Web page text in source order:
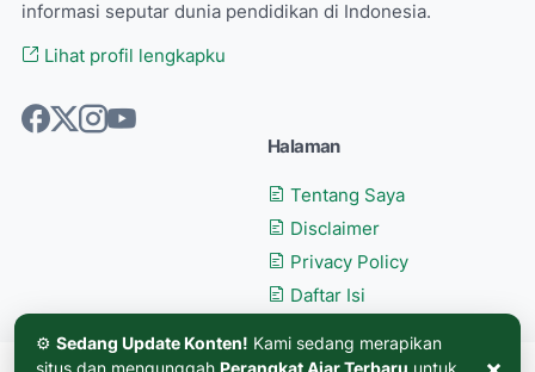
informasi seputar dunia pendidikan di Indonesia.
Lihat profil lengkapku
⚙️ Sedang Update Konten! Kami sedang merapikan
situs dan mengunggah Perangkat Ajar Terbaru untuk
Halaman
Tentang Saya
Disclaimer
Privacy Policy
Daftar Isi